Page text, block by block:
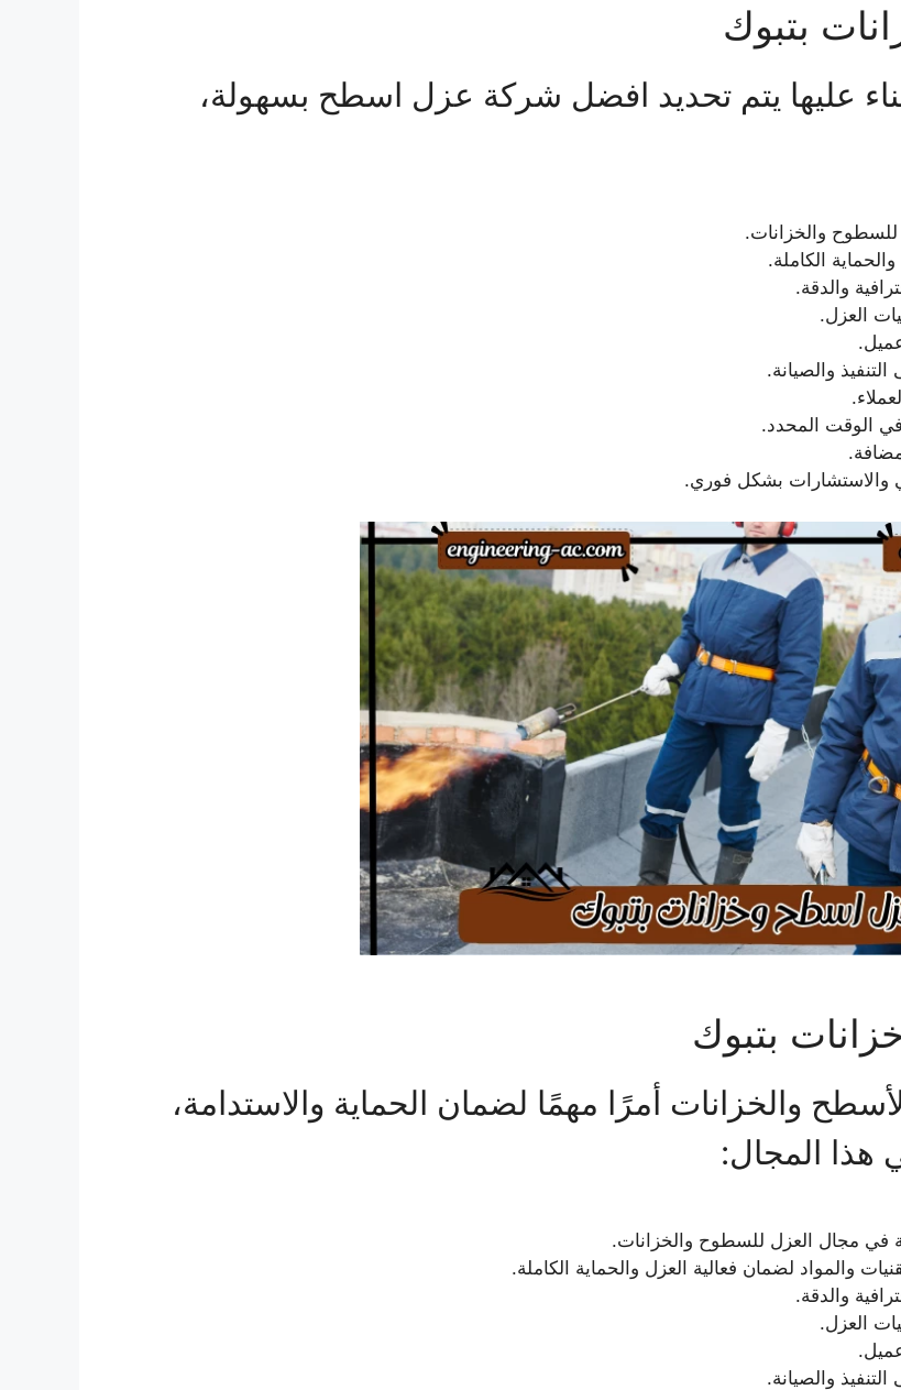
بتبوك
عليها يتم تحديد افضل شركة عزل اسطح بسهولة،
والخزانات.
الكاملة.
والدقة.
العزل.
والصيانة.
الوقت المحدد.
والاستشارات بشكل فوري.
بتبوك
والخزانات أمرًا مهمًا لضمان الحماية والاستدامة،
هذا المجال:
في مجال العزل للسطوح والخزانات.
والمواد لضمان فعالية العزل والحماية الكاملة.
والدقة.
العزل.
والصيانة.